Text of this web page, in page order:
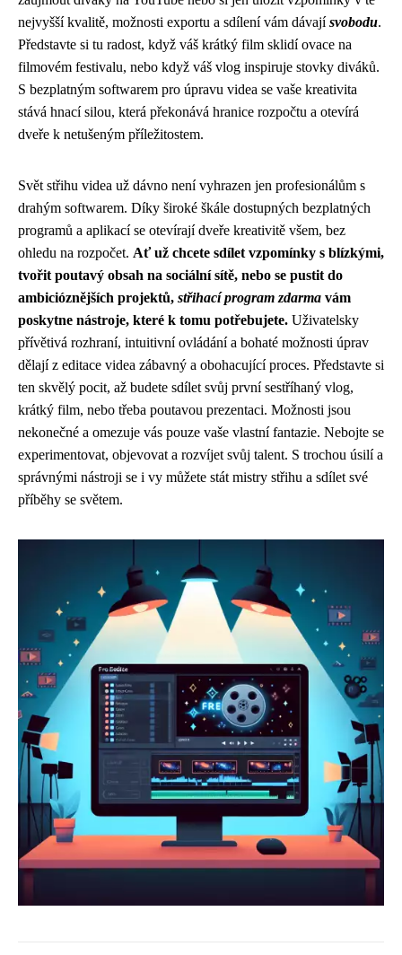
nejvyšší kvalitě, možnosti exportu a sdílení vám dávajísvobodu.
Představte si tu radost, když váš krátký film sklidí ovace na
filmovém festivalu, nebo když váš vlog inspiruje stovky diváků.
S bezplatným softwarem pro úpravu videa se vaše kreativita
stává hnací silou, která překonává hranice rozpočtu a otevírá
dveře k netušeným příležitostem.
Svět střihu videa už dávno není vyhrazen jen profesionálům s
drahým softwarem. Díky široké škále dostupných bezplatných
programů a aplikací se otevírají dveře kreativitě všem, bez
ohledu na rozpočet. Ať už chcete sdílet vzpomínky s blízkými,
tvořit poutavý obsah na sociální sítě, nebo se pustit do
ambicióznějších projektů, střihací program zdarma vám
poskytne nástroje, které k tomu potřebujete. Uživatelsky
přívětivá rozhraní, intuitivní ovládání a bohaté možnosti úprav
dělají z editace videa zábavný a obohacující proces. Představte si
ten skvělý pocit, až budete sdílet svůj první sestříhaný vlog,
krátký film, nebo třeba poutavou prezentaci. Možnosti jsou
nekonečné a omezuje vás pouze vaše vlastní fantazie. Nebojte se
experimentovat, objevovat a rozvíjet svůj talent. S trochou úsilí a
správnými nástroji se i vy můžete stát mistry střihu a sdílet své
příběhy se světem.